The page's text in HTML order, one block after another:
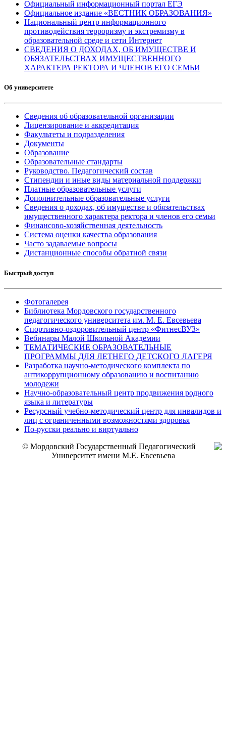
Официальный информационный портал ЕГЭ
Официальное издание «ВЕСТНИК ОБРАЗОВАНИЯ»
Национальный центр информационного
противодействия терроризму и экстремизму в
образовательной среде и сети Интернет
СВЕДЕНИЯ О ДОХОДАХ, ОБ ИМУЩЕСТВЕ И
ОБЯЗАТЕЛЬСТВАХ ИМУЩЕСТВЕННОГО
ХАРАКТЕРА РЕКТОРА И ЧЛЕНОВ ЕГО СЕМЬИ
Об университете
Сведения об образовательной организации
Лицензирование и аккредитация
Факультеты и подразделения
Документы
Образование
Образовательные стандарты
Руководство. Педагогический состав
Стипендии и иные виды материальной поддержки
Платные образовательные услуги
Дополнительные образовательные услуги
Сведения о доходах, об имуществе и обязательствах
имущественного характера ректора и членов его семьи
Финансово-хозяйственная деятельность
Система оценки качества образования
Часто задаваемые вопросы
Дистанционные способы обратной связи
Быстрый доступ
Фотогалерея
Библиотека Мордовского государственного
педагогического университета им. М. Е. Евсевьева
Спортивно-оздоровительный центр «ФитнесВУЗ»
Вебинары Малой Школьной Академии
ТЕМАТИЧЕСКИЕ ОБРАЗОВАТЕЛЬНЫЕ
ПРОГРАММЫ ДЛЯ ЛЕТНЕГО ДЕТСКОГО ЛАГЕРЯ
Разработка научно-методического комплекта по
антикоррупционному образованию и воспитанию
молодежи
Научно-образовательный центр продвижения родного
языка и литературы
Ресурсный учебно-методический центр для инвалидов и
лиц с ограниченными возможностями здоровья
По-русски реально и виртуально
© Мордовский Государственный Педагогический
Университет имени М.Е. Евсевьева